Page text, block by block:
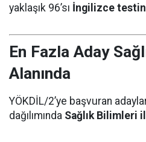
yaklaşık 96’sı İngilizce
En Fazla Aday
Alanında
YÖKDİL/2’ye başvuran
dağılımında Sağlık Bilimleri